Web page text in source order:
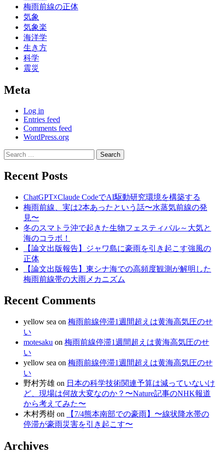
梅雨前線の正体
気象
気象楽
海洋学
生き方
科学
震災
Meta
Log in
Entries feed
Comments feed
WordPress.org
Search
for:
Recent Posts
ChatGPT☓Claude CodeでAI駆動研究環境を構築する
梅雨前線、実は2本あったという話〜水蒸気前線の発
見〜
冬のスマトラ沖で起きた生物フェスティバル～大気と
海のコラボ！
【論文出版報告】ジャワ島に豪雨を引き起こす強風の
正体
【論文出版報告】東シナ海での高頻度観測が解明した
梅雨前線帯の大雨メカニズム
Recent Comments
yellow sea on 梅雨前線停滞1週間超えは黄海高気圧のせ
い
motesaku on 梅雨前線停滞1週間超えは黄海高気圧のせ
い
yellow sea on 梅雨前線停滞1週間超えは黄海高気圧のせ
い
野村芳雄 on 日本の科学技術関連予算は減っていないけ
ど、現場は何故大変なのか？〜Nature記事のNHK報道
から考えてみた〜
木村秀樹 on
【7/4熊本南部での豪雨】〜線状降水帯の
停滞が豪雨災害を引き起こす〜
Archives